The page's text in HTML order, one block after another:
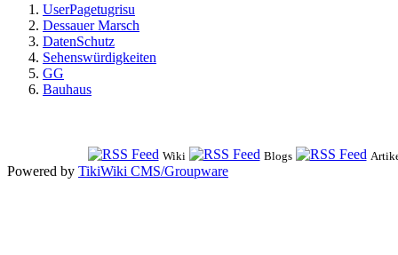
UserPagetugrisu
Dessauer Marsch
DatenSchutz
Sehenswürdigkeiten
GG
Bauhaus
Wiki Blogs
Powered by TikiWiki CMS/Groupware